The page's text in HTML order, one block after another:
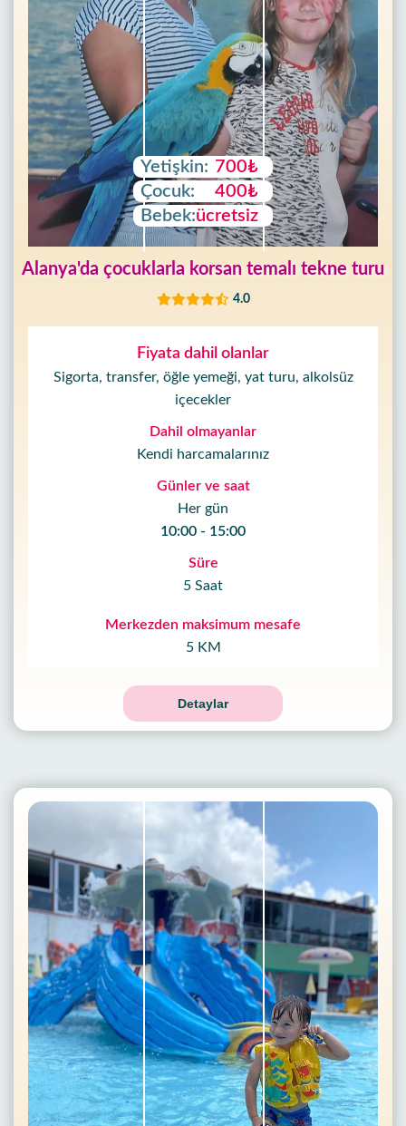
Yetişkin: 700₺
Çocuk:
400₺
Bebek:ücretsiz
Alanya'da çocuklarla korsan temalı tekne turu
4.0
Fiyata dahil olanlar
Sigorta, transfer, öğle yemeği, yat turu, alkolsüz
içecekler
Dahil olmayanlar
Kendi harcamalarınız
Günler ve saat
Her gün
10:00 - 15:00
Süre
5 Saat
Merkezden maksimum mesafe
5 KM
Detaylar